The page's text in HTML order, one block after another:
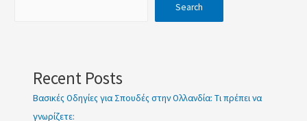
Search
Recent Posts
Βασικές Οδηγίες για Σπουδές στην Ολλανδία: Τι πρέπει να
γνωρίζετε: